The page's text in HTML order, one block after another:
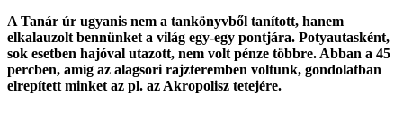
A Tanár úr ugyanis nem a tankönyvből tanított, hanem
elkalauzolt bennünket a világ egy-egy pontjára. Potyautasként,
sok esetben hajóval utazott, nem volt pénze többre. Abban a 45
percben, amíg az alagsori rajzteremben voltunk, gondolatban
elrepített minket az pl. az Akropolisz tetejére.